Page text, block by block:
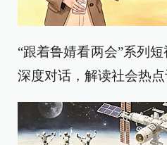
“跟着鲁婧看两会”系列
深度对话，解读社会热点